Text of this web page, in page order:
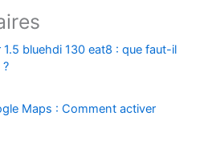
1.5 bluehdi 130 eat8 : que faut-il
Maps : Comment activer